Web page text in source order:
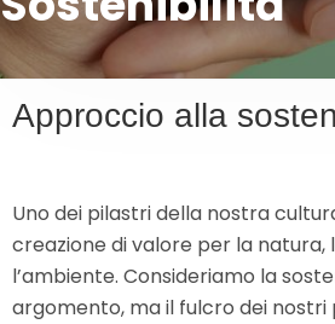
Approccio alla
Uno dei pilastri della nostra
creazione di valore per la natura,
l’ambiente. Consideriamo la
argomento, ma il fulcro dei nostri